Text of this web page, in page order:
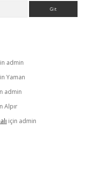
admin
Yaman
admin
Alpır
için admin